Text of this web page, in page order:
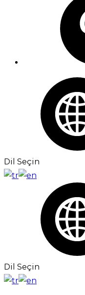
Dil Seçin
Dil Seçin